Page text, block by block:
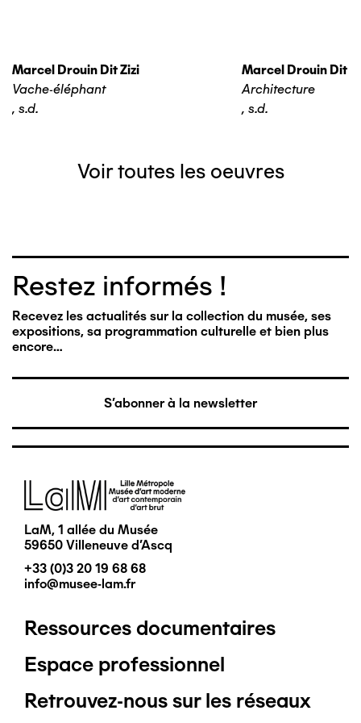
Marcel Drouin Dit Zizi
Vache-éléphant
, s.d.
Marcel Drouin Dit
Architecture
, s.d.
Voir toutes les oeuvres
Restez informés !
Recevez les actualités sur la collection du musée, ses
expositions, sa programmation culturelle et bien plus
encore…
S'abonner à la newsletter
Image
LaM, 1 allée du Musée
59650 Villeneuve d'Ascq
+33 (0)3 20 19 68 68
info@musee-lam.fr
Pied
de
page
Ressources documentaires
Espace professionnel
Retrouvez-nous sur les réseaux